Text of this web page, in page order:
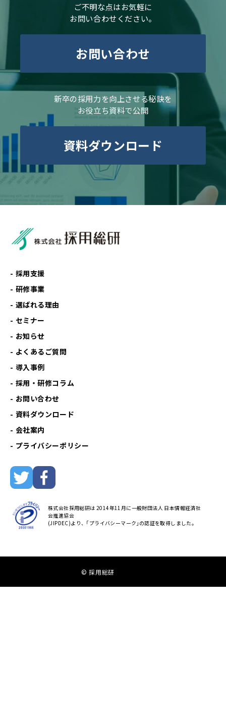
ご不明な点はお気軽に
お問い合わせください。
お問い合わせ
新卒の採用力を向上させる秘訣を
お役立ち資料で公開
資料ダウンロード
採用支援
研修事業
選ばれる理由
セミナー
お知らせ
よくあるご質問
導入事例
採用・研修コラム
お問い合わせ
資料ダウンロード
会社案内
プライバシーポリシー
株式会社採用総研は 2014年11月に一般財団法人 日本情報経済社
会推進協会
(JIPDEC)より、｢プライバシーマーク｣の認証を取得しました。
© 採用総研